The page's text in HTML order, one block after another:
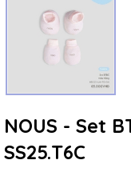
NOUS - Set
SS25.T6C